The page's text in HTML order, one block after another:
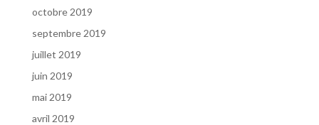
octobre 2019
septembre 2019
juillet 2019
juin 2019
mai 2019
avril 2019